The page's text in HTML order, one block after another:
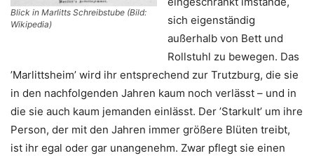
Blick in Marlitts Schreibstube (Bild:
Wikipedia)
sich eigenständig
außerhalb von Bett und
Rollstuhl zu bewegen. Das
’Marlittsheim’ wird ihr entsprechend zur Trutzburg, die sie
in den nachfolgenden Jahren kaum noch verlässt – und in
die sie auch kaum jemanden einlässt. Der ’Starkult’ um ihre
Person, der mit den Jahren immer größere Blüten treibt,
ist ihr egal oder gar unangenehm. Zwar pflegt sie einen